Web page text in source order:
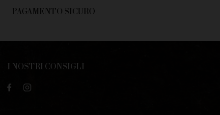
PAGAMENTO SICURO
I NOSTRI CONSIGLI